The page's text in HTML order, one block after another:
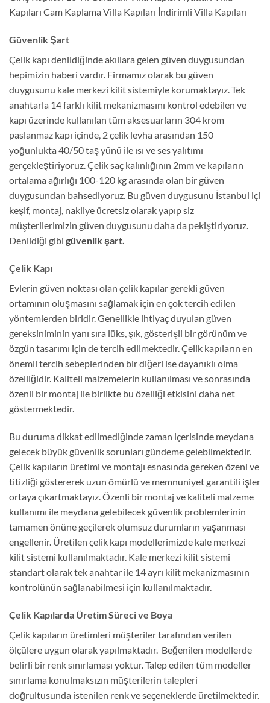
Kapıları Cam Kaplama Villa Kapıları İndirimli Villa Kapıları
Güvenlik Şart
Çelik kapı denildiğinde akıllara gelen güven duygusundan
hepimizin haberi vardır. Firmamız olarak bu güven
duygusunu kale merkezi kilit sistemiyle korumaktayız. Tek
anahtarla 14 farklı kilit mekanizmasını kontrol edebilen ve
kapı üzerinde kullanılan tüm aksesuarların 304 krom
paslanmaz kapı içinde, 2 çelik levha arasından 150
yoğunlukta 40/50 taş yünü ile ısı ve ses yalıtımı
gerçekleştiriyoruz. Çelik saç kalınlığının 2mm ve kapıların
ortalama ağırlığı 100-120 kg arasında olan bir güven
duygusundan bahsediyoruz. Bu güven duygusunu İstanbul içi
keşif, montaj, nakliye ücretsiz olarak yapıp siz
müşterilerimizin güven duygusunu daha da pekiştiriyoruz.
Denildiği gibi güvenlik şart.
Çelik Kapı
Evlerin güven noktası olan çelik kapılar gerekli güven
ortamının oluşmasını sağlamak için en çok tercih edilen
yöntemlerden biridir. Genellikle ihtiyaç duyulan güven
gereksiniminin yanı sıra lüks, şık, gösterişli bir görünüm ve
özgün tasarımı için de tercih edilmektedir. Çelik kapıların en
önemli tercih sebeplerinden bir diğeri ise dayanıklı olma
özelliğidir. Kaliteli malzemelerin kullanılması ve sonrasında
özenli bir montaj ile birlikte bu özelliği etkisini daha net
göstermektedir.
Bu duruma dikkat edilmediğinde zaman içerisinde meydana
gelecek büyük güvenlik sorunları gündeme gelebilmektedir.
Çelik kapıların üretimi ve montajı esnasında gereken özeni ve
titizliği göstererek uzun ömürlü ve memnuniyet garantili işler
ortaya çıkartmaktayız. Özenli bir montaj ve kaliteli malzeme
kullanımı ile meydana gelebilecek güvenlik problemlerinin
tamamen önüne geçilerek olumsuz durumların yaşanması
engellenir. Üretilen çelik kapı modellerimizde kale merkezi
kilit sistemi kullanılmaktadır. Kale merkezi kilit sistemi
standart olarak tek anahtar ile 14 ayrı kilit mekanizmasının
kontrolünün sağlanabilmesi için kullanılmaktadır.
Çelik Kapılarda Üretim Süreci ve Boya
Çelik kapıların üretimleri müşteriler tarafından verilen
ölçülere uygun olarak yapılmaktadır. Beğenilen modellerde
belirli bir renk sınırlaması yoktur. Talep edilen tüm modeller
sınırlama konulmaksızın müşterilerin talepleri
doğrultusunda istenilen renk ve seçeneklerde üretilmektedir.